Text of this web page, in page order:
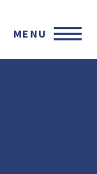
MENU